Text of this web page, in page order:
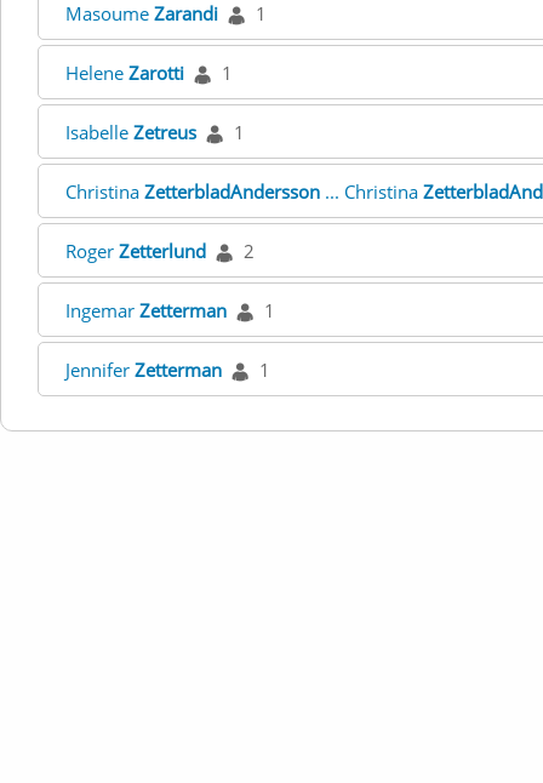
Masoume Zarandi 1
Helene Zarotti 1
Isabelle Zetreus 1
Christina ZetterbladAndersson ... Christina
Roger Zetterlund 2
Ingemar Zetterman 1
Jennifer Zetterman 1